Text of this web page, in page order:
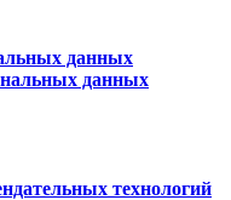
данных
данных
технологий